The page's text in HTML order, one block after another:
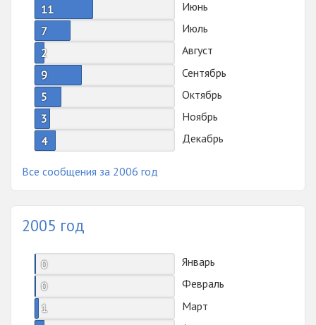
11
Июнь
7
Июль
2
Август
9
Сентябрь
5
Октябрь
3
Ноябрь
4
Декабрь
Все сообщения за 2006 год
2005 год
0
Январь
0
Февраль
1
Март